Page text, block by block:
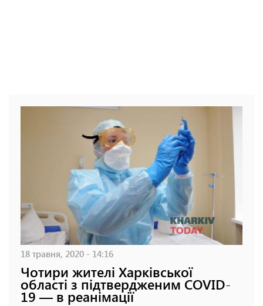
18 травня, 2020 - 14:16
Чотири жителі Харківської
області з підтвердженим COVID-
19 — в реанімації